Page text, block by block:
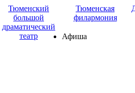
Тюменский
большой
драматический
театр
Тюменская
филармония
Афиша